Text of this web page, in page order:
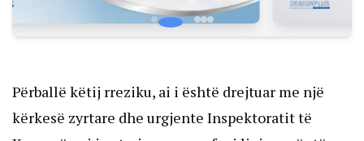
Përballë këtij rreziku, ai i është drejtuar me një
kërkesë zyrtare dhe urgjente Inspektoratit të